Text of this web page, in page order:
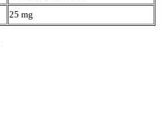
25 mg